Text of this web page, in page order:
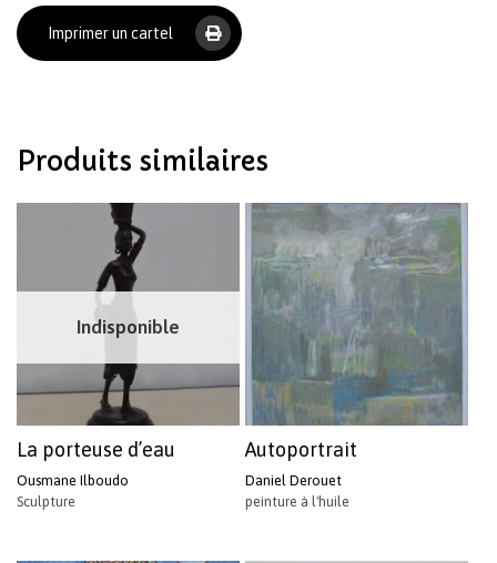
Votre panier est vide.
Imprimer un cartel
Produits similaires
Indisponible
La porteuse d’eau
Ousmane Ilboudo
Sculpture
Autoportrait
Daniel Derouet
peinture à l'huile